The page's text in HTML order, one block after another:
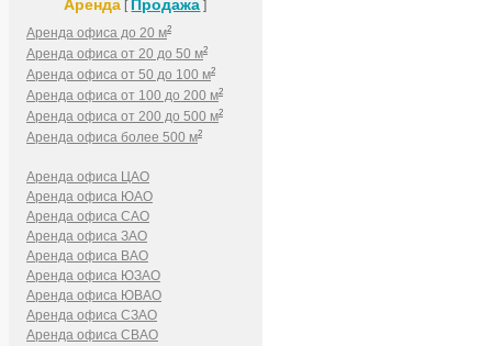
Аренда [ Продажа ]
Аренда офиса до 20 м2
Аренда офиса от 20 до 50 м2
Аренда офиса от 50 до 100 м2
Аренда офиса от 100 до 200 м2
Аренда офиса от 200 до 500 м2
Аренда офиса более 500 м2
Аренда офиса ЦАО
Аренда офиса ЮАО
Аренда офиса САО
Аренда офиса ЗАО
Аренда офиса ВАО
Аренда офиса ЮЗАО
Аренда офиса ЮВАО
Аренда офиса СЗАО
Аренда офиса СВАО